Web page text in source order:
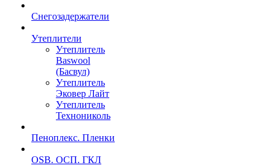
Снегозадержатели
Утеплители
Утеплитель
Baswool
(Басвул)
Утеплитель
Эковер Лайт
Утеплитель
Технониколь
Пеноплекс. Пленки
OSB. ОСП. ГКЛ